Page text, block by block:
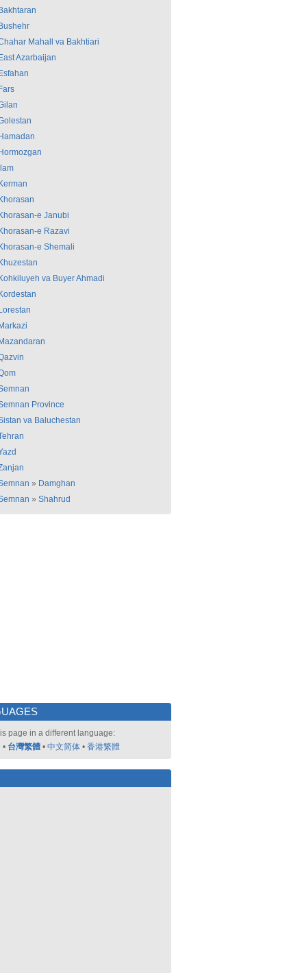
Bakhtaran
Bushehr
Mahall va Bakhtiari
East Azarbaijan
Esfahan
Fars
Hamadan
Hormozgan
Ilam
Kerman
Khorasan
Khorasan-e Janubi
Khorasan-e Razavi
Khorasan-e Shemali
Khuzestan
Kohkiluyeh va Buyer Ahmadi
Kordestan
Lorestan
Markazi
Mazandaran
Province
va Baluchestan
» Damghan
» Shahrud
page in a different language:
• 台灣繁體 • 中文简体 • 香港繁體